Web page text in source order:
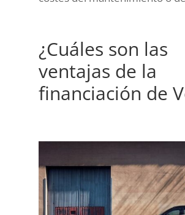
¿Cuáles son las
ventajas de la
financiación de